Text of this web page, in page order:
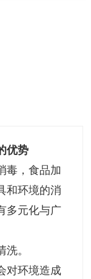
优势
毒，食品加
和环境的消
多元化与广
。
对环境造成